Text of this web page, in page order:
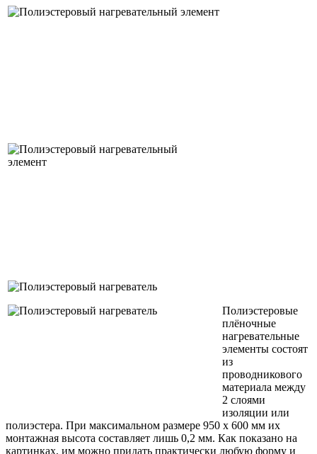
Полиэстеровые
плёночные
нагревательные
элементы состоят
из
проводникового
материала между
2 слоями
изоляции или
полиэстера. При максимальном размере 950 x 600 мм их
монтажная высота составляет лишь 0,2 мм. Как показано на
картинках, им можно придать практически любую форму и